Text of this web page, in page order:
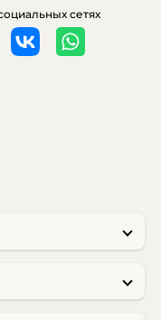
сетях